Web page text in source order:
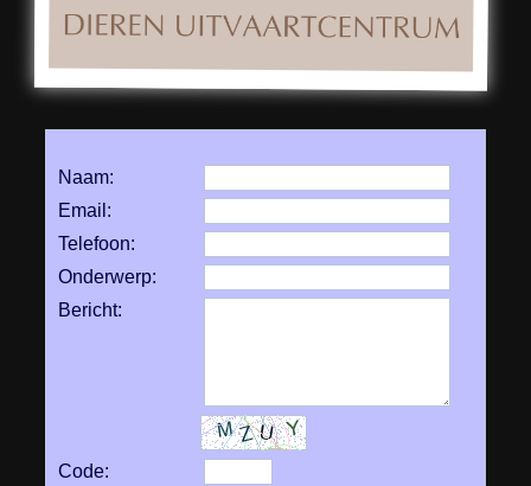
Naam:
Email:
Telefoon:
Onderwerp:
Bericht:
Code: